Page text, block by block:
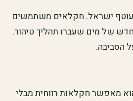
בעוטף ישראל. חקלאים משתמשים
של מים שעברו תהליך טיהור.
הסביבה.
מאפשר חקלאות רווחית מבלי